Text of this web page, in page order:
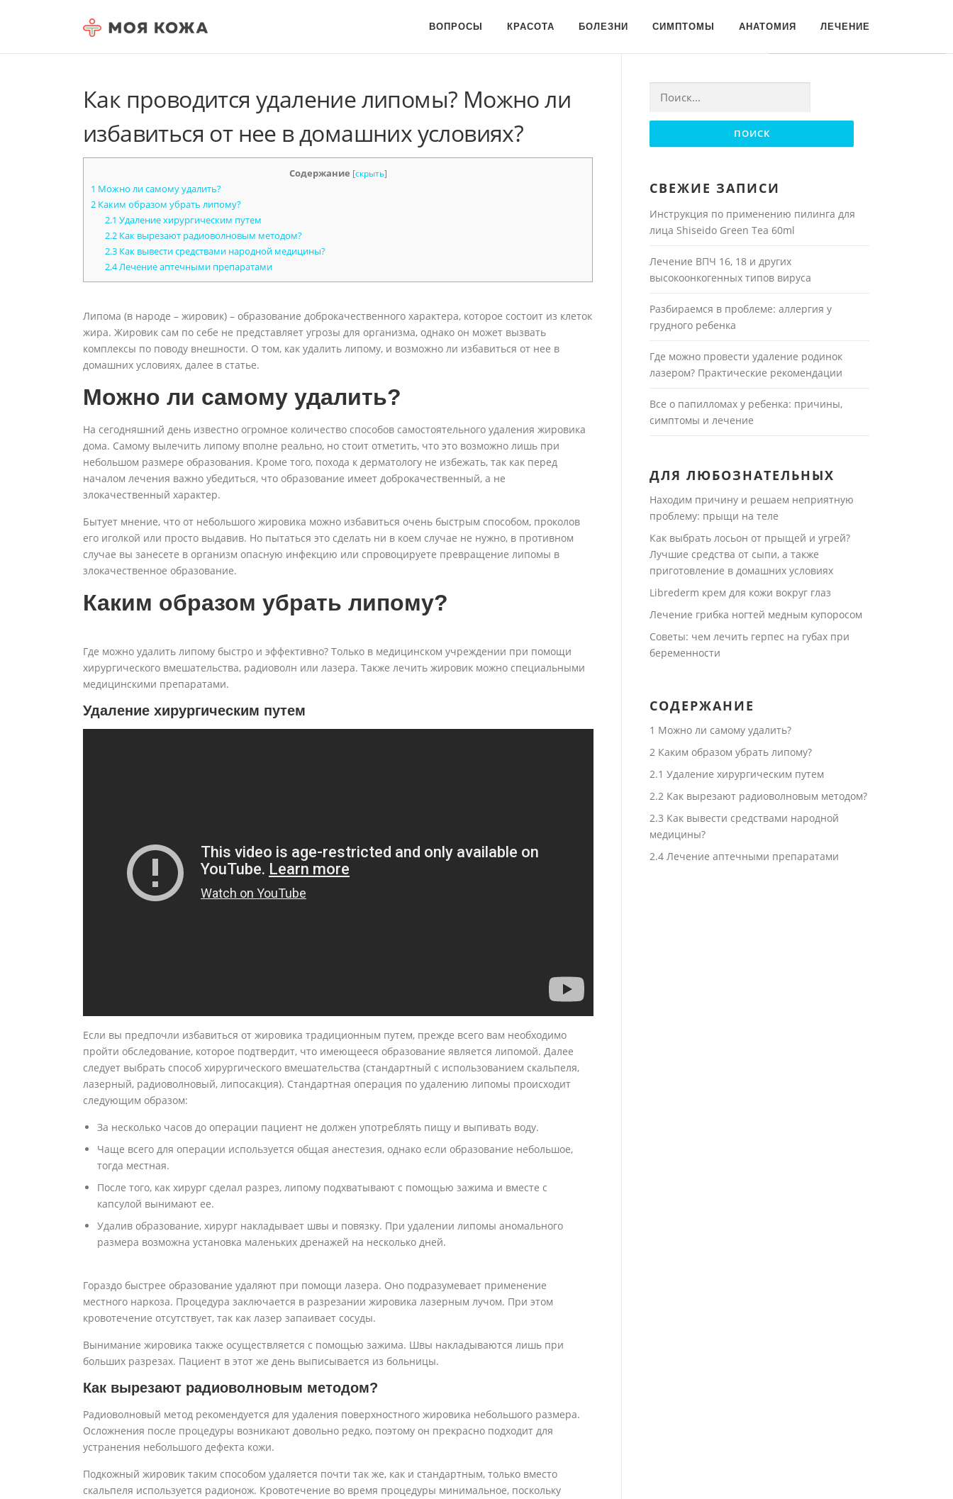
ВОПРОСЫ КРАСОТА БОЛЕЗНИ СИМПТОМЫ АНАТОМИЯ ЛЕЧЕНИЕ
Как проводится удаление липомы? Можно ли
избавиться от нее в домашних условиях?
Содержание [скрыть]
1 Можно ли самому удалить?
2 Каким образом убрать липому?
2.1 Удаление хирургическим путем
2.2Как вырезают радиоволновым методом?
2.3Как вывести средствами народной медицины?
2.4Лечение аптечными препаратами
Липома (в народе – жировик) – образование доброкачественного характера, которое состоит из клеток
жира. Жировик сам по себе не представляет угрозы для организма, однако он может вызвать
комплексы по поводу внешности. О том, как удалить липому, и возможно ли избавиться от нее в
домашних условиях, далее в статье.
Можно ли самому удалить?
На сегодняшний день известно огромное количество способов самостоятельного удаления жировика
дома. Самому вылечить липому вполне реально, но стоит отметить, что это возможно лишь при
небольшом размере образования. Кроме того, похода к дерматологу не избежать, так как перед
началом лечения важно убедиться, что образование имеет доброкачественный, а не
злокачественный характер.
Бытует мнение, что от небольшого жировика можно избавиться очень быстрым способом, проколов
его иголкой или просто выдавив. Но пытаться это сделать ни в коем случае не нужно, в противном
случае вы занесете в организм опасную инфекцию или спровоцируете превращение липомы в
злокачественное образование.
Каким образом убрать липому?
Где можно удалить липому быстро и эффективно? Только в медицинском учреждении при помощи
хирургического вмешательства, радиоволн или лазера. Также лечить жировик можно специальными
медицинскими препаратами.
Удаление хирургическим путем
Если вы предпочли избавиться от жировика традиционным путем, прежде всего вам необходимо
пройти обследование, которое подтвердит, что имеющееся образование является липомой. Далее
следует выбрать способ хирургического вмешательства (стандартный с использованием скальпеля,
лазерный, радиоволновый, липосакция). Стандартная операция по удалению липомы происходит
следующим образом:
За несколько часов до операции пациент не должен употреблять пищу и выпивать воду.
Чаще всего для операции используется общая анестезия, однако если образование небольшое,
тогда местная.
После того, как хирург сделал разрез, липому подхватывают с помощью зажима и вместе с
капсулой вынимают ее.
Удалив образование, хирург накладывает швы и повязку. При удалении липомы аномального
размера возможна установка маленьких дренажей на несколько дней.
Гораздо быстрее образование удаляют при помощи лазера. Оно подразумевает применение
местного наркоза. Процедура заключается в разрезании жировика лазерным лучом. При этом
кровотечение отсутствует, так как лазер запаивает сосуды.
Вынимание жировика также осуществляется с помощью зажима. Швы накладываются лишь при
больших разрезах. Пациент в этот же день выписывается из больницы.
Как вырезают радиоволновым методом?
Радиоволновый метод рекомендуется для удаления поверхностного жировика небольшого размера.
Осложнения после процедуры возникают довольно редко, поэтому он прекрасно подходит для
устранения небольшого дефекта кожи.
Подкожный жировик таким способом удаляется почти так же, как и стандартным, только вместо
скальпеля используется радионож. Кровотечение во время процедуры минимальное, поскольку
Найти:
СВЕЖИЕ ЗАПИСИ
Инструкция по применению пилинга для
лица Shiseido Green Tea 60ml
Лечение ВПЧ 16, 18 и других
высокоонкогенных типов вируса
Разбираемся в проблеме: аллергия у
грудного ребенка
Где можно провести удаление родинок
лазером? Практические рекомендации
Все о папилломах у ребенка: причины,
симптомы и лечение
ДЛЯ ЛЮБОЗНАТЕЛЬНЫХ
Находим причину и решаем неприятную
проблему: прыщи на теле
Как выбрать лосьон от прыщей и угрей?
Лучшие средства от сыпи, а также
приготовление в домашних условиях
Librederm крем для кожи вокруг глаз
Лечение грибка ногтей медным купоросом
Советы: чем лечить герпес на губах при
беременности
СОДЕРЖАНИЕ
1 Можно ли самому удалить?
2Каким образом убрать липому?
2.1 Удаление хирургическим путем
2.2Как вырезают радиоволновым методом?
2.3 Как вывести средствами народной
медицины?
2.4Лечение аптечными препаратами
Для любых предложений по